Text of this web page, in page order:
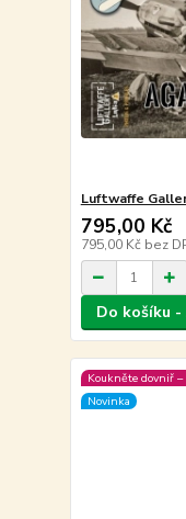
Luftwaffe
795,00 Kč
795,00 Kč bez
Do košíku
Koukněte dovniř
Novinka